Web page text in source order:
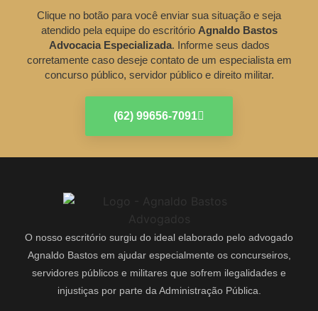
Clique no botão para você enviar sua situação e seja
atendido pela equipe do escritório Agnaldo Bastos
Advocacia Especializada. Informe seus dados
corretamente caso deseje contato de um especialista em
concurso público, servidor público e direito militar.
(62) 99656-7091
O nosso escritório surgiu do ideal elaborado pelo advogado
Agnaldo Bastos em ajudar especialmente os concurseiros,
servidores públicos e militares que sofrem ilegalidades e
injustiças por parte da Administração Pública.